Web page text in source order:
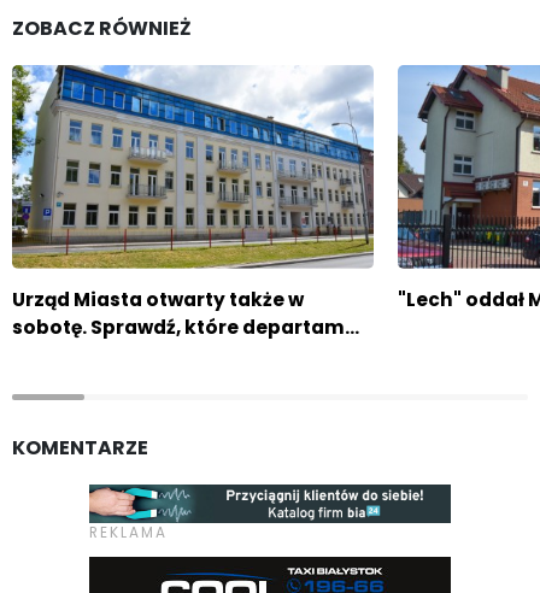
ZOBACZ RÓWNIEŻ
Urząd Miasta otwarty także w
sobotę. Sprawdź, które departam…
"Lech" oddał
KOMENTARZE